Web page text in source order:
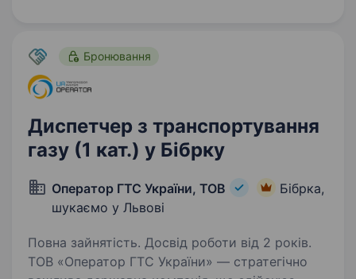
Бронювання
Диспетчер з транспортування
газу (1 кат.) у Бібрку
Оператор ГТС України, ТОВ
Бібрка,
шукаємо у Львові
Повна зайнятість. Досвід роботи від 2 років.
ТОВ «Оператор ГТС України» — стратегічно